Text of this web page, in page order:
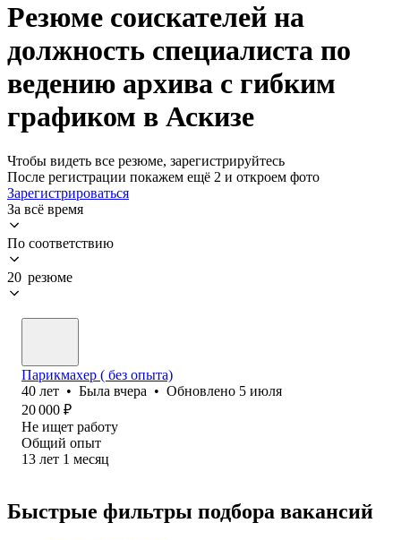
Резюме соискателей на
должность специалиста по
ведению архива с гибким
графиком в Аскизе
Чтобы видеть все резюме, зарегистрируйтесь
После регистрации покажем ещё 2 и откроем фото
Зарегистрироваться
За всё время
По соответствию
20 резюме
Парикмахер ( без опыта)
40 лет • Была вчера • Обновлено 5 июля
20 000 ₽
Не ищет работу
Общий опыт
13 лет 1 месяц
Быстрые фильтры подбора вакансий